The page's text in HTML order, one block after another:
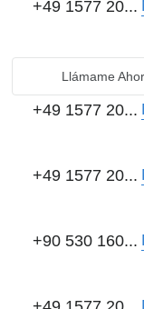
+49 1577 20...
Llámame
+49 1577 20...
+49 1577 20...
+90 530 160...